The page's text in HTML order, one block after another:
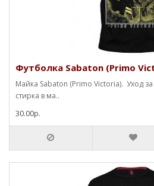
Футболка Sabaton (Primo
Майка Sabaton (Primo Victoria). Уход
стирка в ма..
30.00р.